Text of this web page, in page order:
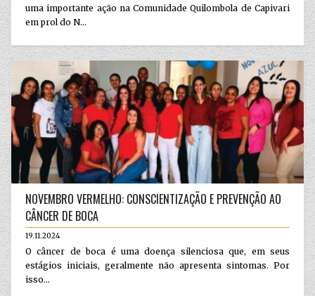
uma importante ação na Comunidade Quilombola de Capivari
em prol do N...
NOVEMBRO VERMELHO: CONSCIENTIZAÇÃO E PREVENÇÃO AO
CÂNCER DE BOCA
19.11.2024
O câncer de boca é uma doença silenciosa que, em seus
estágios iniciais, geralmente não apresenta sintomas. Por
isso...